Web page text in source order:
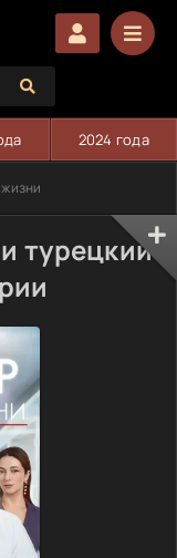
2024 года
турецкий